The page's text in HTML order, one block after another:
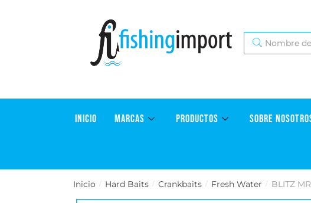
INICIO MARCAS PRODUCTOS SOBRE
Inicio / Hard Baits / Crankbaits / Fresh Water / BLITZ